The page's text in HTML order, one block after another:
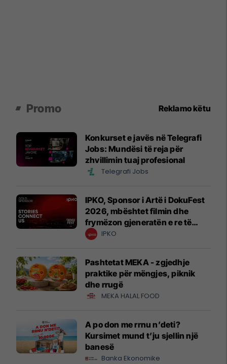
Promo Reklamo këtu
Konkurset e javës në Telegrafi
Jobs: Mundësi të reja për
zhvillimin tuaj profesional
Telegrafi Jobs
IPKO, Sponsor i Artë i DokuFest
2026, mbështet filmin dhe
frymëzon gjeneratën e re të
krijuesve
IPKO
Pashtetat MEKA - zgjedhje
praktike për mëngjes, piknik
dhe rrugë
MEKA HALAL FOOD
A po don me rrnu n’deti?
Kursimet mund t’ju sjellin një
banesë
Banka Ekonomike